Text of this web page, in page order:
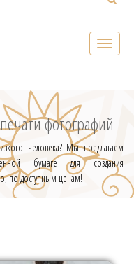
фотографий
человека? Мы предлагаем
бумаге для создания
по доступным ценам!